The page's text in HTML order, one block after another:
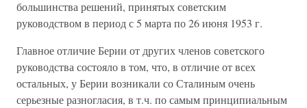
большинства решений, принятых советским
руководством в период с 5 марта по 26 июня 1953 г.
Главное отличие Берии от других членов советского
руководства состояло в том, что, в отличие от всех
остальных, у Берии возникали со Сталиным очень
серьезные разногласия, в т.ч. по самым принципиальным